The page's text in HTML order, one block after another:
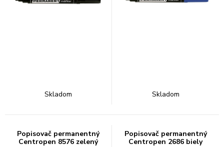
Skladom Skladom
Popisovač permanentný
Centropen 8576 zelený
Popisovač permanentný
Centropen 2686 biely